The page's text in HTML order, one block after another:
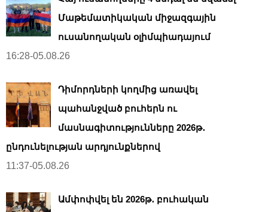
Մաթեմատիկական միջազգային
ուսանողական օլիմպիադայում
16:28-05.08.26
Դիմորդների կողմից առավել
պահանջված բուհերն ու
մասնագիտությունները 2026թ․
ընդունելության արդյունքներով
11:37-05.08.26
Ամփոփվել են 2026թ․ բուհական